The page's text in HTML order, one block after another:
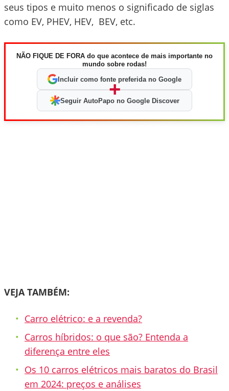
seus tipos e muito menos o significado de siglas
como EV, PHEV, HEV, BEV, etc.
NÃO FIQUE DE FORA do que acontece de mais importante no
mundo sobre rodas!
Incluir como fonte preferida no Google
+
Seguir AutoPapo no Google Discover
VEJA TAMBÉM:
Carro elétrico: e a revenda?
Carros híbridos: o que são? Entenda a
diferença entre eles
Os 10 carros elétricos mais baratos do Brasil
em 2024: preços e análises